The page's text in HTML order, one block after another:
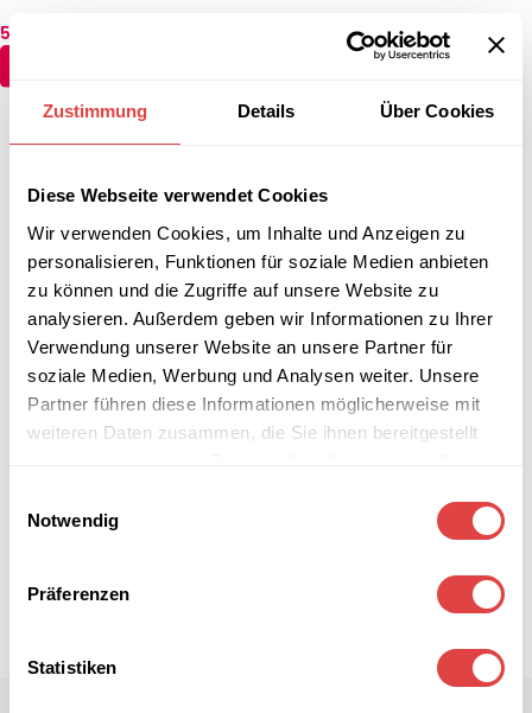
Zustimmung Details Über Cookies
Diese Webseite verwendet Cookies
Wir verwenden Cookies, um Inhalte und Anzeigen zu
personalisieren, Funktionen für soziale Medien anbieten
zu können und die Zugriffe auf unsere Website zu
analysieren. Außerdem geben wir Informationen zu Ihrer
Verwendung unserer Website an unsere Partner für
soziale Medien, Werbung und Analysen weiter. Unsere
Partner führen diese Informationen möglicherweise mit
weiteren Daten zusammen, die Sie ihnen bereitgestellt
Notwendig
Präferenzen
Statistiken
593,81
← 1